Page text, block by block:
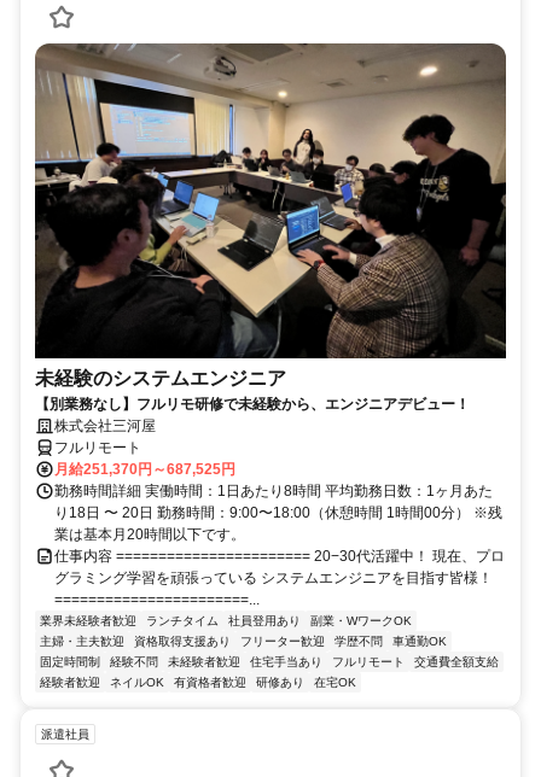
未経験のシステムエンジニア
【別業務なし】フルリモ研修で未経験から、エンジニアデビュー！
株式会社三河屋
フルリモート
月給251,370円～687,525円
勤務時間詳細 実働時間：1日あたり8時間 平均勤務日数：1ヶ月あた
り18日 〜 20日 勤務時間：9:00〜18:00（休憩時間 1時間00分） ※残
業は基本月20時間以下です。
仕事内容 ======================= 20−30代活躍中！ 現在、プロ
グラミング学習を頑張っている システムエンジニアを目指す皆様！
=======================...
業界未経験者歓迎 ランチタイム 社員登用あり
副業・WワークOK
主婦・主夫歓迎
資格取得支援あり フリーター歓迎 学歴不問
車通勤OK
固定時間制
経験不問 未経験者歓迎 住宅手当あり フルリモート
交通費全額支給
経験者歓迎
ネイルOK 有資格者歓迎 研修あり 在宅OK
派遣社員